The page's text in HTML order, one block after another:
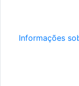
Informações